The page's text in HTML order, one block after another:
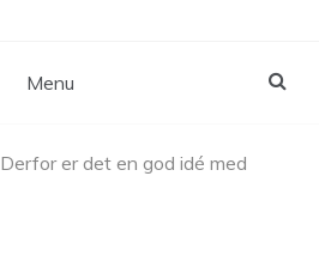
Menu
Derfor er det en god idé med